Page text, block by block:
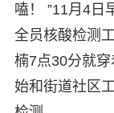
嗑！ ”11月4日
全员核酸检测
楠7点30分就
始和街道社区